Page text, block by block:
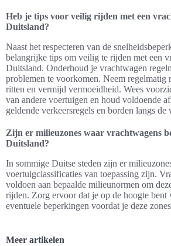
Heb je tips voor veilig rijden met een
Duitsland?
Naast het respecteren van de
belangrijke tips om veilig te rijden met een
Duitsland. Onderhoud je vrachtwagen
problemen te voorkomen. Neem regelmatig
ritten en vermijd vermoeidheid. Wees
van andere voertuigen en houd voldoende
geldende verkeersregels en borden langs
Zijn er milieuzones waar vrachtwagens
Duitsland?
In sommige Duitse steden zijn er
voertuigclassificaties van toepassing zijn.
voldoen aan bepaalde milieunormen om
rijden. Zorg ervoor dat je op de hoogte bent
eventuele beperkingen voordat je deze
Meer artikelen